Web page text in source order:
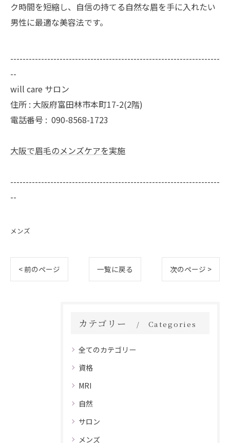
ク時間を短縮し、自信の持てる自然な眉を手に入れたい
男性に最適な美容法です。
--------------------------------------------------------------------
--
will care サロン
住所 : 大阪府富田林市本町17-2(2階)
電話番号 : 090-8568-1723
大阪で眉毛のメンズケアを実施
--------------------------------------------------------------------
--
メンズ
< 前のページ 一覧に戻る 次のページ >
カテゴリー Categories
全てのカテゴリー
資格
MRI
自然
サロン
メンズ